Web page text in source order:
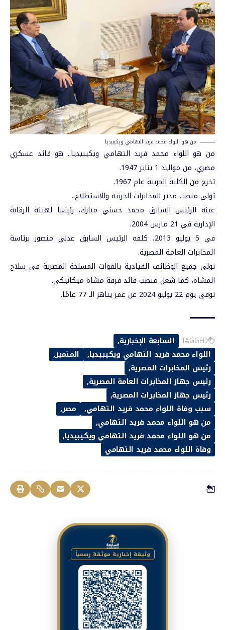
من هو اللواء محمد فريد التهامي ويكيبيديا
من هو اللواء محمد فريد التهامي ويكيبيديا.. هو قائد عسكري
مصري، من مواليد 1 يناير 1947.
تخرج من الكلية الحربية عام 1967.
تولى منصب مدير المخابرات الحربية والاستطلاع..
عينه الرئيس السابق محمد حسني مبارك، رئيسا لهيئة الرقابة
الإدارية في 21 مارس 2004.
في 5 يوليو 2013، كلفه الرئيس السابق عدلي منصور برئاسة
المخابرات العامة المصرية.
تولى جميع الوظائف القيادية بالقوات المسلحة المصرية في سلاح
المشاة، كما شغل منصب قائد فرقة مشاة ميكانيكي.
توفى يوم 22 يوليو 2024 عن عمر يناهز الـ 77 عامًا.
TAGGED: السابعة الإخبارية
اللواء محمد فريد التهامي ويكيبيديا
المتميز
رئيس المخابرات المصرية
رئيس جهاز المخابرات العامة المصرية
رئيس جهاز المخابرات المصرية
سبب وفاة اللواء محمد فريد التهامي
مصر
من هو اللواء محمد فريد التهامي
من هو اللواء محمد فريد التهامي ويكيبيديا
وفاة اللواء محمد فريد التهامي
وثيقة إخبارية موثقة رسمياً